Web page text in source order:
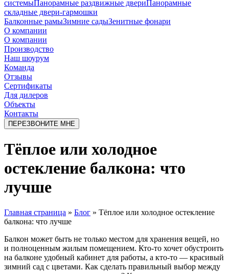
системыПанорамные раздвижные двериПанорамные
складные двери-гармошки
Балконные рамыЗимние садыЗенитные фонари
О компании
О компании
Производство
Наш шоурум
Команда
Отзывы
Сертификаты
Для дилеров
Объекты
Контакты
ПЕРЕЗВОНИТЕ МНЕ
Тёплое или холодное
остекление балкона: что
лучше
Главная страница » Блог » Тёплое или холодное остекление
балкона: что лучше
Балкон может быть не только местом для хранения вещей, но
и полноценным жилым помещением. Кто-то хочет обустроить
на балконе удобный кабинет для работы, а кто-то — красивый
зимний сад с цветами. Как сделать правильный выбор между